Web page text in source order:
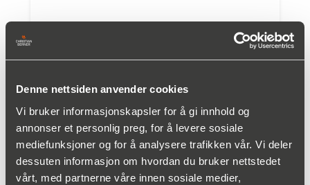
Denne nettsiden anvender cookies
Vi bruker informasjonskapsler for å gi innhold og
annonser et personlig preg, for å levere sosiale
mediefunksjoner og for å analysere trafikken vår. Vi deler
dessuten informasjon om hvordan du bruker nettstedet
vårt, med partnerne våre innen sosiale medier,